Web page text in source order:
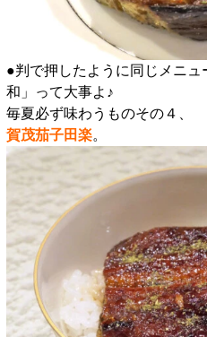
●判で押したように同じメニ
和」って大事よ♪
毎夏必ず味わうものその４、
賀茂茄子田楽。